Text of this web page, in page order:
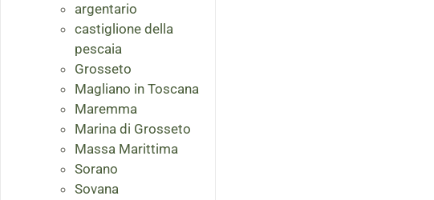
argentario
castiglione della
pescaia
Grosseto
Magliano in Toscana
Maremma
Marina di Grosseto
Massa Marittima
Sorano
Sovana